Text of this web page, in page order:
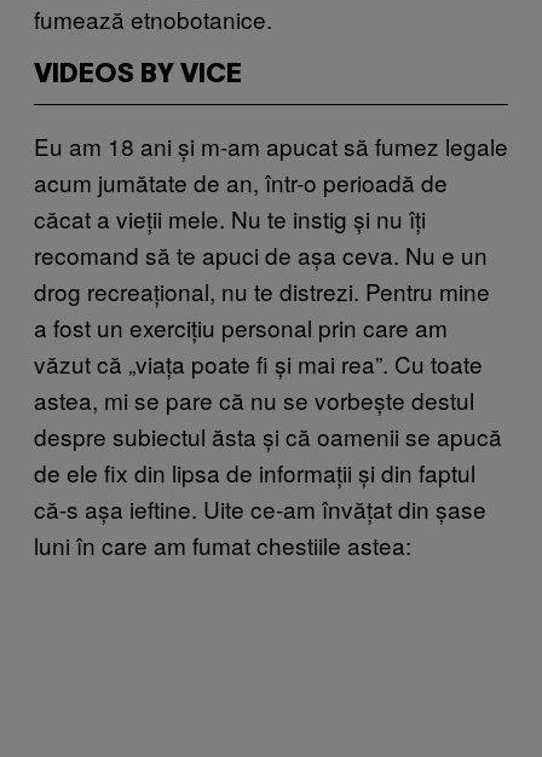
fumează etnobotanice.
VIDEOS BY VICE
Eu am 18 ani și m-am apucat să fumez legale
acum jumătate de an, într-o perioadă de
căcat a vieții mele. Nu te instig și nu îți
recomand să te apuci de așa ceva. Nu e un
drog recreațional, nu te distrezi. Pentru mine
a fost un exercițiu personal prin care am
văzut că „viața poate fi și mai rea”. Cu toate
astea, mi se pare că nu se vorbește destul
despre subiectul ăsta și că oamenii se apucă
de ele fix din lipsa de informații și din faptul
că-s așa ieftine. Uite ce-am învățat din șase
luni în care am fumat chestiile astea: